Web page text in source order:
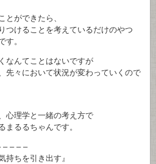
ができたら、
けることを考えているだけのやつ
。
んてことはないですが
々において状況が変わっていくので
理学と一緒の考え方で
るるちゃんです。
– – –
ちを引き出す』